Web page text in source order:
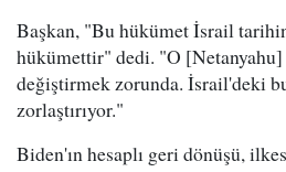
Başkan, "Bu hükümet İsrail
hükümettir" dedi. "O
değiştirmek zorunda. İsrail'deki
zorlaştırıyor."
Biden'ın hesaplı geri dönüşü,